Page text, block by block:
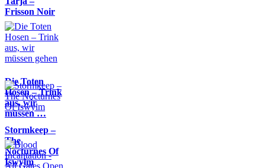
Frisson Noir
Die Toten
Hosen – Trink
aus, wir
müssen …
Stormkeep –
The
Nocturnes Of
Iswylm